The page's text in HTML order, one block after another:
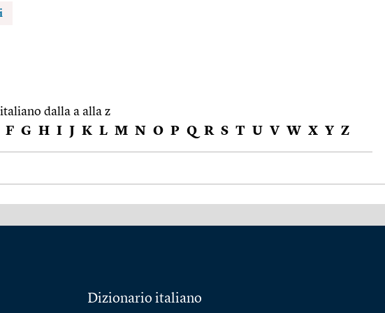
dalla a alla z
F G H I J K L M N O P Q R S T U V W X Y Z
Dizionario italiano